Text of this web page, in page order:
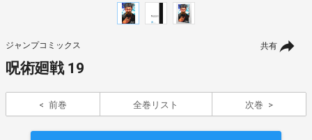
共有
ジャンプコミックス
呪術廻戦 19
前巻 全巻リスト 次巻